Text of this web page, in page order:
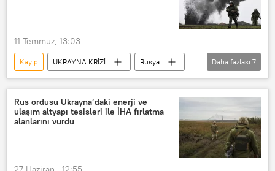
11 Temmuz, 13:03
Kayıp UKRAYNA KRİZİ
Rusya
Rusya Savunma Bakanlığı
Ukrayna
Donbass
Rus ordusu
özel askeri harekat
Daha fazlası 7
Rus ordusu Ukrayna’daki enerji ve
ulaşım altyapı tesisleri ile İHA fırlatma
alanlarını vurdu